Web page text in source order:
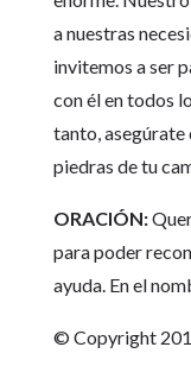
a nuestras
invitemos a ser
con él en todos
tanto, asegúrate
piedras de tu
ORACIÓN:
para poder
ayuda. En el
© Copyright